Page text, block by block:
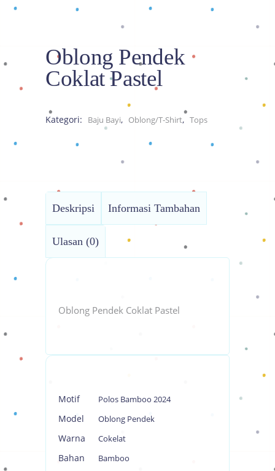
Oblong Pendek
Coklat Pastel
Kategori: Baju Bayi, Oblong/T-Shirt, Tops
Deskripsi Informasi Tambahan
Ulasan (0)
Oblong Pendek Coklat Pastel
Motif Polos Bamboo 2024
Model Oblong Pendek
Warna Cokelat
Bahan Bamboo